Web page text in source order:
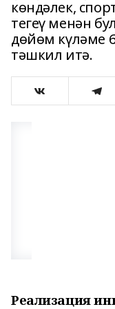
көндәлек,
тегеү менән
дөйөм күләме
тәшкил итә.
Реализация